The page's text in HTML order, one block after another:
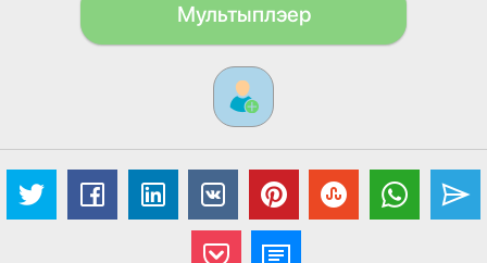
Мультыплэер